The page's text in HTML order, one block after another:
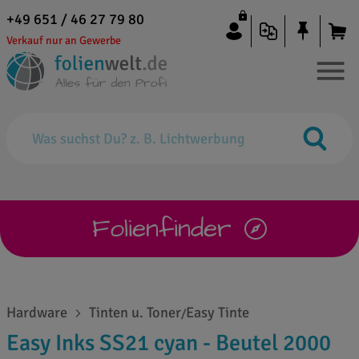
+49 651 / 46 27 79 80
Verkauf nur an Gewerbe
Folienfinder
Hardware Tinten u. Toner/Easy Tinte
Easy Inks SS21 cyan - Beutel 2000